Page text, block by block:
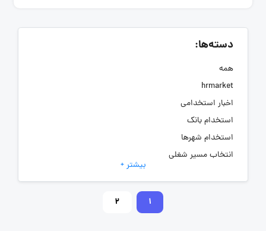
دسته‌ها:
همه
hrmarket
اخبار استخدامی
استخدام بانک
استخدام شهرها
انتخاب مسیر شغلی
به‌روزرسانی‌های سایت (کارجویی)
تست‌های شخصیت‌ شناسی
بیشتر +
1
2